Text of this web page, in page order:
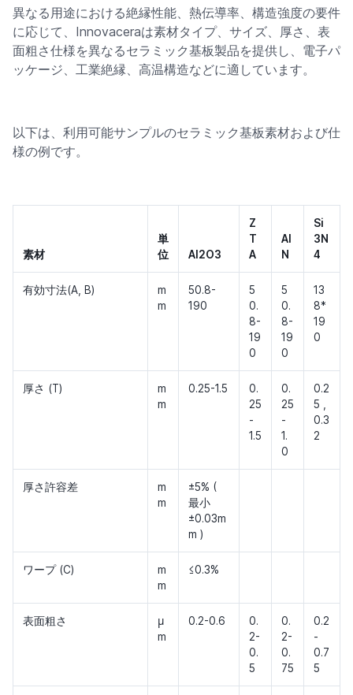
異なる用途における絶縁性能、熱伝導率、構造強度の要件
に応じて、Innovaceraは素材タイプ、サイズ、厚さ、表
面粗さ仕様を異なるセラミック基板製品を提供し、電子パ
ッケージ、工業絶縁、高温構造などに適しています。
以下は、利用可能サンプルのセラミック基板素材および仕
様の例です。
素材
単
位
Al2O3
Z
T
A
Al
N
Si
3N
4
有効寸法(A, B)
m
m
50.8-
190
5
0.
8-
19
0
5
0.
8-
19
0
13
8*
19
0
厚さ (T)
m
m
0.25-1.5
0.
25
-
1.5
0.
25
-
1.
0
0.2
5 ,
0.3
2
厚さ許容差
m
m
±5% (
最小
±0.03m
m )
ワープ (C)
m
m
≤0.3%
表面粗さ
μ
m
0.2-0.6
0.
2-
0.
5
0.
2-
0.
75
0.2
-
0.7
5